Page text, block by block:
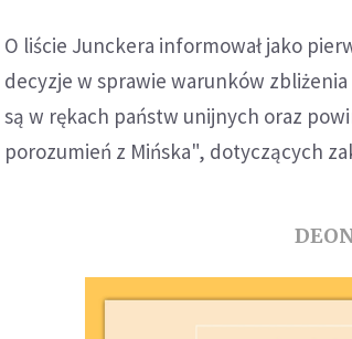
O liście Junckera informował jako
decyzje w sprawie warunków
są w rękach państw unijnych oraz
porozumień z Mińska", dotyczących